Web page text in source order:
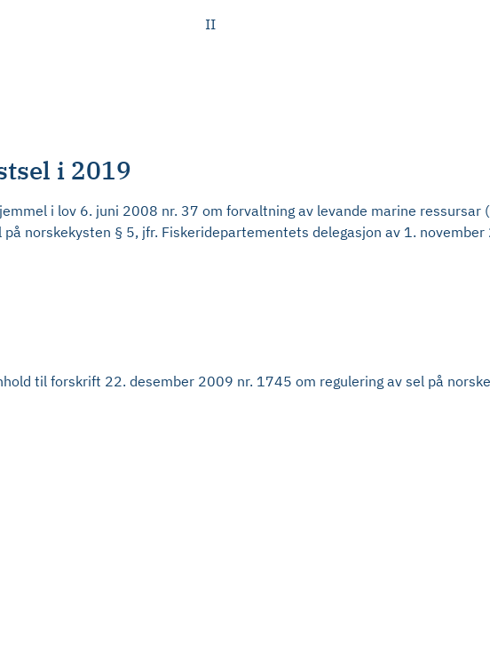
II
i 2019
i lov 6. juni 2008 nr. 37 om forvaltning av levande marine ressursar
norskekysten § 5, jfr. Fiskeridepartementets delegasjon av 1. november
til forskrift 22. desember 2009 nr. 1745 om regulering av sel på